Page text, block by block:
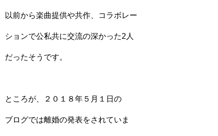
以前から楽曲提供や共作、コラボレー
ションで公私共に交流の深かった2人
だったそうです。
ところが、２０１８年５月１日の
ブログでは離婚の発表をされていま